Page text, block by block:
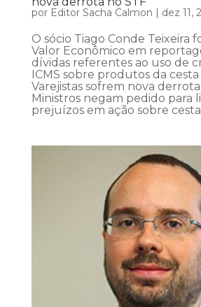
por Editor Sacha Calmon | dez 11,
O sócio Tiago Conde Teixeira
Valor Econômico em
dívidas referentes ao uso de
ICMS sobre produtos da cesta
Varejistas sofrem nova
Ministros negam pedido para
prejuízos em ação sobre